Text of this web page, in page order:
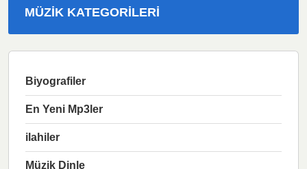
MÜZIK KATEGORILERI
Biyografiler
En Yeni Mp3ler
ilahiler
Müzik Dinle